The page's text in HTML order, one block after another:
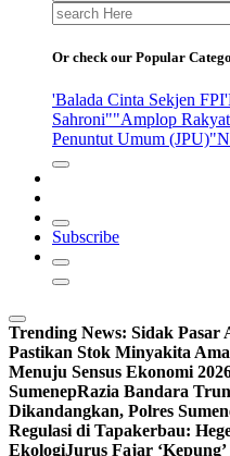
Search
for:
Or check our Popular
'Balada Cinta Sekjen FPI
Sahroni""Amplop
Penuntut Umum (JPU)
Subscribe
Trending News: Sidak Pasar
Pastikan Stok Minyakita
Menuju Sensus Ekonomi
SumenepRazia Bandara
Dikandangkan, Polres
Regulasi di Tapakerbau:
EkologiJurus Fajar